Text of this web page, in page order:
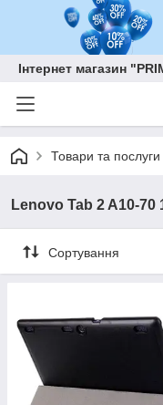
Інтернет магазин
Товари та послуги
Lenovo Tab 2 A10-70
Сортування